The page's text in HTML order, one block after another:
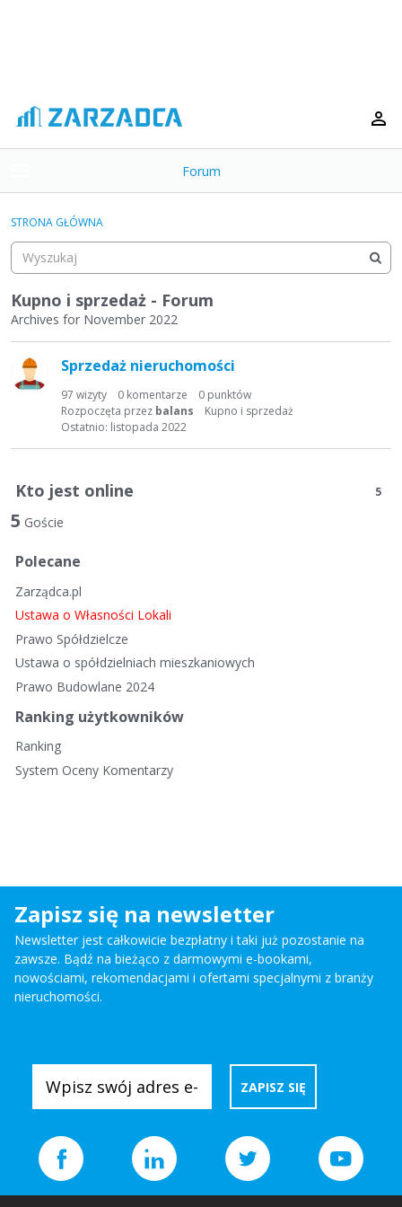
o
g
e
m
e
n
Forum
Kategorie
Dyskusje
Aktywność
STRONA GŁÓWNA
Kupno i sprzedaż - Forum
Archives for November 2022
s
d
s
u
y
n
a
Sprzedaż nieruchomości
97 wizyty 0 komentarze 0 punktów
Rozpoczęta przez balans
Ostatnio: listopada 2022
Kupno i sprzedaż
Kto jest online 5
5 Goście
Polecane
Zarządca.pl
Ustawa o Własności Lokali
Prawo Spółdzielcze
Ustawa o spółdzielniach mieszkaniowych
Prawo Budowlane 2024
Ranking użytkowników
Ranking
System Oceny Komentarzy
Zapisz się na newsletter
Newsletter jest całkowicie bezpłatny i taki już pozostanie na
zawsze. Bądź na bieżąco z darmowymi e-bookami,
nowościami, rekomendacjami i ofertami specjalnymi z branży
nieruchomości.